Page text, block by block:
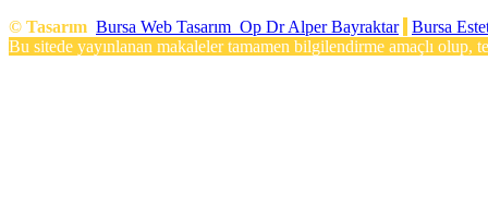
© Tasarım Bursa Web Tasarım Op Dr Alper Bayraktar
Bursa
Bu sitede yayınlanan makaleler tamamen bilgilendirme amaçlı olup,